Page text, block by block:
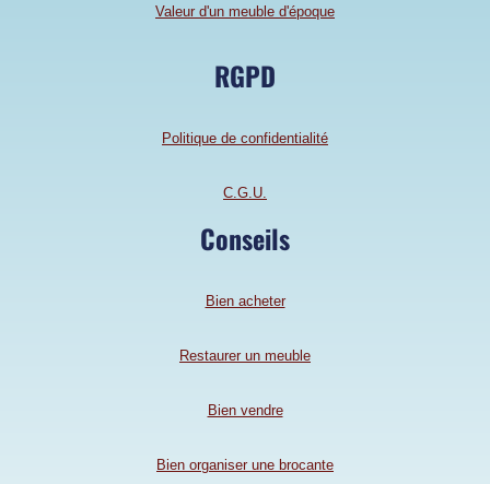
Valeur d'un meuble d'époque
RGPD
Politique de confidentialité
C.G.U.
Conseils
Bien acheter
Restaurer un meuble
Bien vendre
Bien organiser une brocante